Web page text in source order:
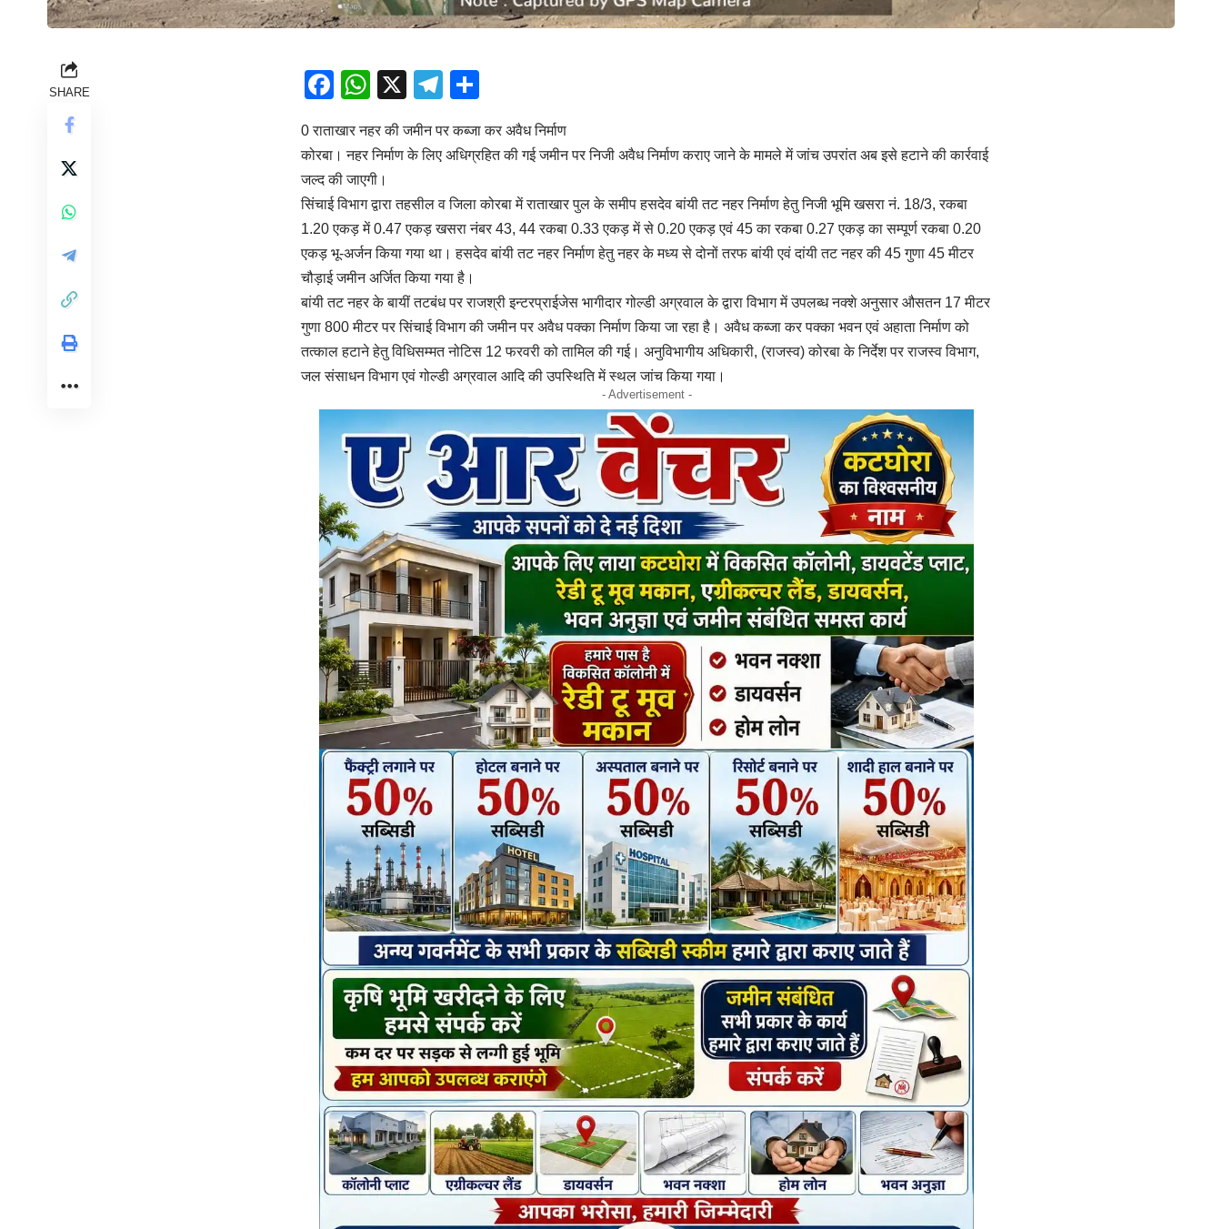
SHARE Facebook
WhatsApp
X Telegram
0 राताखार नहर की जमीन पर कब्जा कर अवैध निर्माण
कोरबा। नहर निर्माण के लिए अधिग्रहित की गई जमीन पर निजी अवैध निर्माण कराए जाने के मामले में जांच उपरांत अब इसे हटाने की कार्रवाई
जल्द की जाएगी।
सिंचाई विभाग द्वारा तहसील व जिला कोरबा में राताखार पुल के समीप हसदेव बांयी तट नहर निर्माण हेतु निजी भूमि खसरा नं. 18/3, रकबा
1.20 एकड़ में 0.47 एकड़ खसरा नंबर 43, 44 रकबा 0.33 एकड़ में से 0.20 एकड़ एवं 45 का रकबा 0.27 एकड़ का सम्पूर्ण रकबा 0.20
एकड़ भू-अर्जन किया गया था। हसदेव बांयी तट नहर निर्माण हेतु नहर के मध्य से दोनों तरफ बांयी एवं दांयी तट नहर की 45 गुणा 45 मीटर
चौड़ाई जमीन अर्जित किया गया है।
बांयी तट नहर के बायीं तटबंध पर राजश्री इन्टरप्राईजेस भागीदार गोल्डी अग्रवाल के द्वारा विभाग में उपलब्ध नक्शे अनुसार औसतन 17 मीटर
गुणा 800 मीटर पर सिंचाई विभाग की जमीन पर अवैध पक्का निर्माण किया जा रहा है। अवैध कब्जा कर पक्का भवन एवं अहाता निर्माण को
तत्काल हटाने हेतु विधिसम्मत नोटिस 12 फरवरी को तामिल की गई। अनुविभागीय अधिकारी, (राजस्व) कोरबा के निर्देश पर राजस्व विभाग,
जल संसाधन विभाग एवं गोल्डी अग्रवाल आदि की उपस्थिति में स्थल जांच किया गया।
- Advertisement -